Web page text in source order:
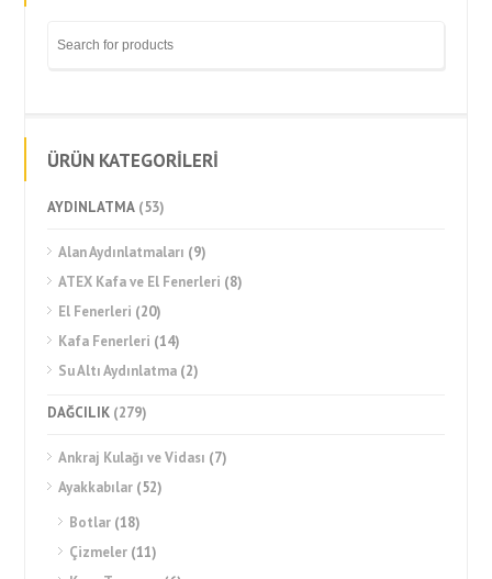
ÜRÜN KATEGORİLERİ
AYDINLATMA (53)
Alan Aydınlatmaları (9)
ATEX Kafa ve El Fenerleri (8)
El Fenerleri (20)
Kafa Fenerleri (14)
Su Altı Aydınlatma (2)
DAĞCILIK (279)
Ankraj Kulağı ve Vidası (7)
Ayakkabılar (52)
Botlar (18)
Çizmeler (11)